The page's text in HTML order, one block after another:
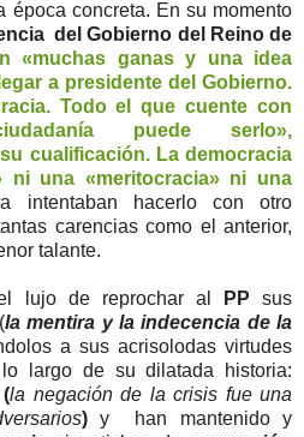
época concreta. En su momento
del Gobierno del Reino de
«muchas ganas y una idea
a presidente del Gobierno.
Todo el que cuente con
puede serlo»,
cualificación. La democracia
ni una «meritocracia» ni una
intentaban hacerlo con otro
carencias como el anterior,
talante.
lujo de reprochar al PP sus
(la mentira y la indecencia de la
a sus acrisolodas virtudes
largo de su dilatada historia:
la negación de la crisis fue una
)y han mantenido y